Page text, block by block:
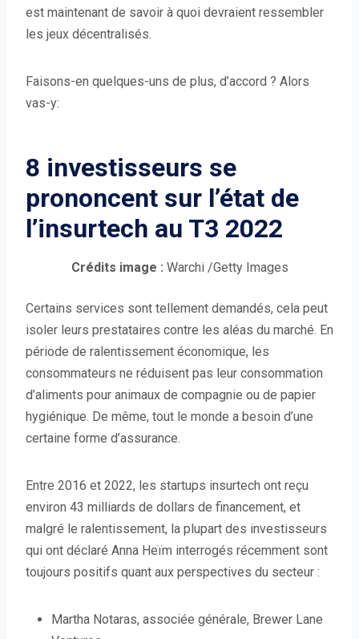
est maintenant de savoir à quoi devraient ressembler
les jeux décentralisés.
Faisons-en quelques-uns de plus, d’accord ? Alors
vas-y:
8 investisseurs se
prononcent sur l’état de
l’insurtech au T3 2022
Crédits image : Warchi (
u
v
r
e
d
a
u
n
e
n
o
v
/Getty Images
Certains services sont tellement demandés, cela peut
isoler leurs prestataires contre les aléas du marché. En
période de ralentissement économique, les
consommateurs ne réduisent pas leur consommation
d’aliments pour animaux de compagnie ou de papier
hygiénique. De même, tout le monde a besoin d’une
certaine forme d’assurance.
Entre 2016 et 2022, les startups insurtech ont reçu
environ 43 milliards de dollars de financement, et
malgré le ralentissement, la plupart des investisseurs
qui ont déclaré Anna Heïm interrogés récemment sont
toujours positifs quant aux perspectives du secteur :
Martha Notaras, associée générale, Brewer Lane